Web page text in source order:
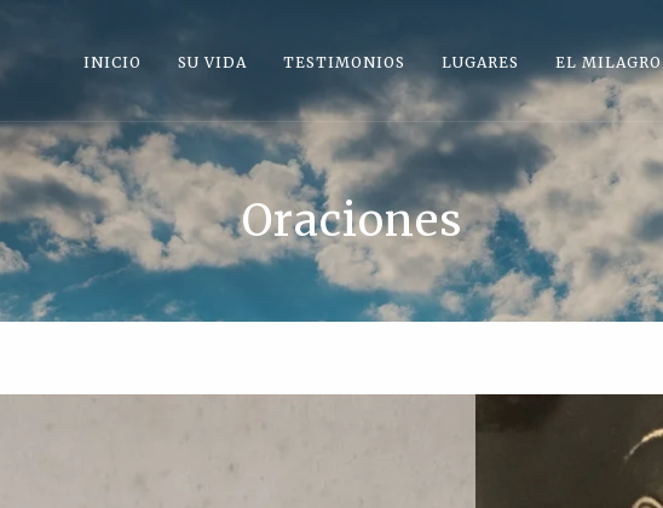
INICIO SU VIDA TESTIMONIOS LUGARES EL MILAGRO
Oraciones